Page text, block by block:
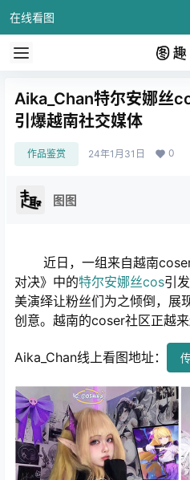
在线看图
Aika_Chan特尔安娜丝
引爆越南社交媒体
作品鉴赏 24年1月31日 0
图图
近日，一组来自越南
对决》中的特尔安娜丝cos引
美演绎让粉丝们为之倾倒，展
创意。越南的coser社区正越
Aika_Chan线上看图地址：